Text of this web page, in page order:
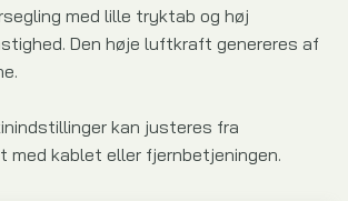
med lille tryktab og høj
Den høje luftkraft genereres af
kan justeres fra
med kablet eller fjernbetjeningen.